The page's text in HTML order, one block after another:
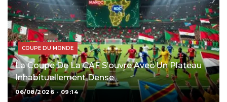
COUPE DU MONDE
La Coupe De La CAF S’ouvre Avec Un Plateau
Inhabituellement Dense
06/08/2026 - 09:14